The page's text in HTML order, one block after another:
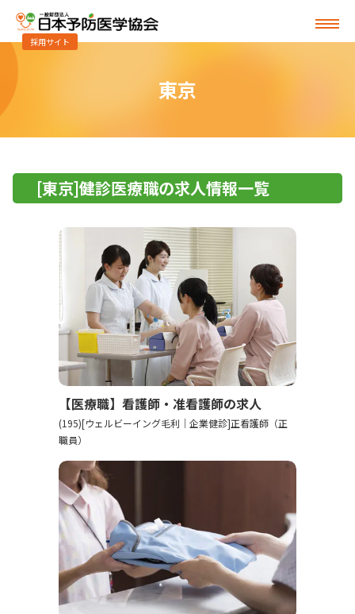
採用サイト
東京
[東京]健診医療職の求人情報一覧
【医療職】看護師・准看護師の求人
(195)[ウェルビーイング毛利｜企業健診]正看護師（正
職員）